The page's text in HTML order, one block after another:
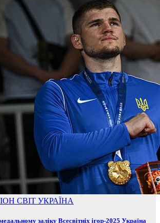
СВІТ УКРАЇНА
заліку Всесвітніх ігор-2025 Україна